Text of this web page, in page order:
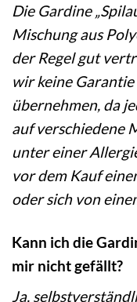
Die Gardine
Mischung aus
der Regel gut
wir keine
übernehmen, da
auf verschiedene
unter einer
vor dem Kauf
oder sich von
Kann ich die
mir nicht gefällt?
Ja,